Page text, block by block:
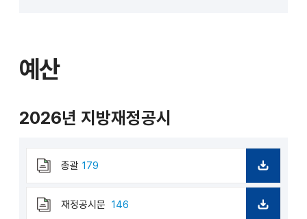
예산
2026년 지방재정공시
총괄 179
운
로
재정공시문 146